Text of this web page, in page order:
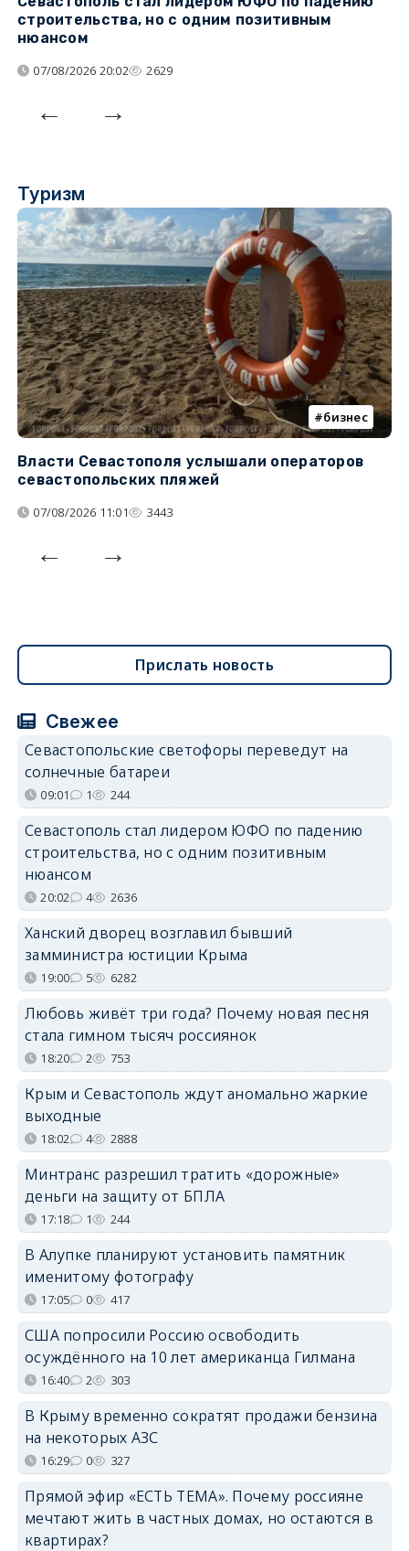
строительства, но с одним позитивным
нюансом
07/08/2026 20:02 2629
Туризм
бизнес
Власти Севастополя услышали операторов
севастопольских пляжей
07/08/2026 11:01 3443
Прислать новость
Свежее
Севастопольские светофоры переведут на
солнечные батареи
09:01 1 244
Севастополь стал лидером ЮФО по падению
строительства, но с одним позитивным
нюансом
20:02 4 2636
Ханский дворец возглавил бывший
замминистра юстиции Крыма
19:00 5 6282
Любовь живёт три года? Почему новая песня
стала гимном тысяч россиянок
18:20 2 753
Крым и Севастополь ждут аномально жаркие
выходные
18:02 4 2888
Минтранс разрешил тратить «дорожные»
деньги на защиту от БПЛА
17:18 1 244
В Алупке планируют установить памятник
именитому фотографу
17:05 0 417
США попросили Россию освободить
осуждённого на 10 лет американца Гилмана
16:40 2 303
В Крыму временно сократят продажи бензина
на некоторых АЗС
16:29 0 327
Прямой эфир «ЕСТЬ ТЕМА». Почему россияне
мечтают жить в частных домах, но остаются в
квартирах?